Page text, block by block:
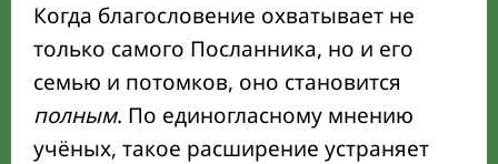
Когда благословение охватывает не
только самого Посланника, но и его
семью и потомков, оно становится
полным. По единогласному мнению
учёных, такое расширение устраняет